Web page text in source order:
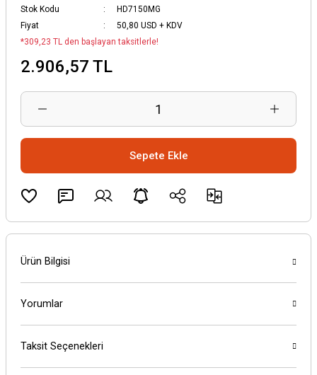
Stok Kodu
HD7150MG
Fiyat
50,80 USD + KDV
*309,23 TL den başlayan taksitlerle!
2.906,57 TL
Sepete Ekle
Ürün Bilgisi
Yorumlar
Taksit Seçenekleri